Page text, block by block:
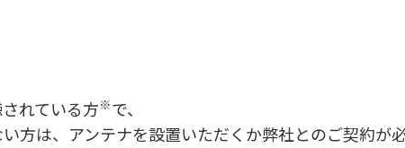
れている方※で、
方は、アンテナを設置いただくか弊社とのご契約が必